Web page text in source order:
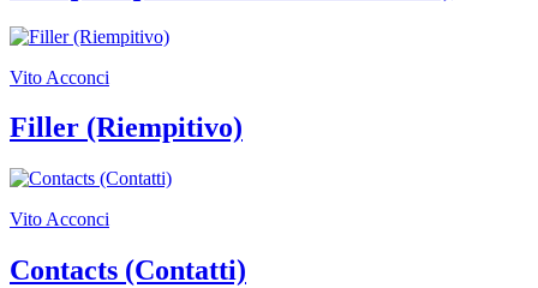
Vito Acconci
Filler (Riempitivo)
Vito Acconci
Contacts (Contatti)